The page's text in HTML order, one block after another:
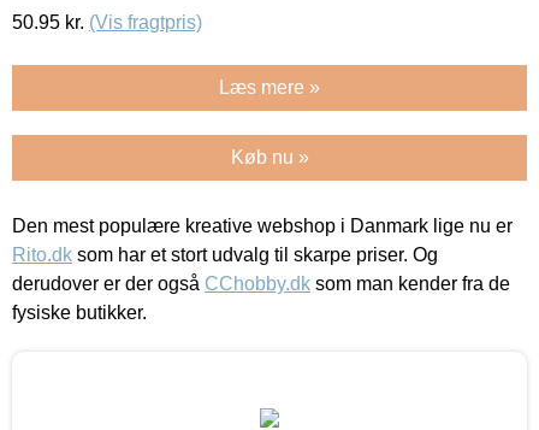
50.95 kr. (Vis fragtpris)
Læs mere »
Køb nu »
Den mest populære kreative webshop i Danmark lige nu er
Rito.dk som har et stort udvalg til skarpe priser. Og
derudover er der også CChobby.dk som man kender fra de
fysiske butikker.